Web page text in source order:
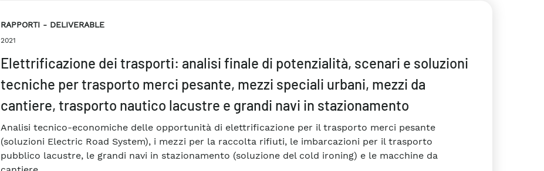
RAPPORTI DELIVERABLE
2021
Elettrificazione dei trasporti: analisi finale di potenzialità, scenari e soluzioni
tecniche per trasporto merci pesante, mezzi speciali urbani, mezzi da
cantiere, trasporto nautico lacustre e grandi navi in stazionamento
Analisi tecnico-economiche delle opportunità di elettrificazione per il trasporto merci pesante
(soluzioni Electric Road System), i mezzi per la raccolta rifiuti, le imbarcazioni per il trasporto
pubblico lacustre, le grandi navi in stazionamento (soluzione del cold ironing) e le macchine da